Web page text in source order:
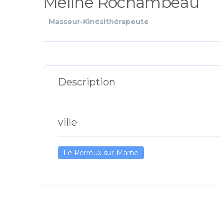
Masseur-Kinésithérapeute
Description
ville
Le Perreux-sur-Marne